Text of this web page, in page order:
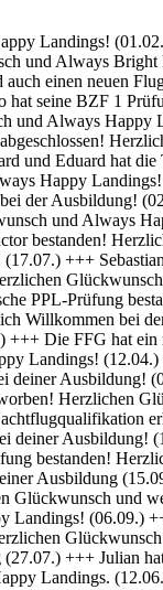
+++ André hat seinen ersten Alleinflug absolviert! Herzlichen Glückwunsch und weiterhin viel Erfolg bei Deiner Ausbildung (15.09.) +++ Daniel hat seine PPL-Prüfung bestanden! Herzlichen Glückwunsch und weiterhin Happy Landings! (11.09.) +++ Clemens ist seine ersten Solo Platzrunden geflogen. Herzlichen Glückwunsch und weiterhin viel Erfolg bei Deiner Ausbildung (09.09.) +++ Stefan hat seine Instrumentenflugberechtigung erworben! Herzlichen Glückwunsch und Always Happy Landings! (06.09.) +++ Wir gratulieren Marc zum ersten Soloflug! Herzlichen Glückwunsch und weiterhin viel Erfolg bei Deiner Ausbildung (24.08.) +++ Vincent hat seine theoretische Prüfung bestanden! Herzlichen Glückwunsch und weiterhin viel Erfolg bei Deiner Ausbildung (10.08.) +++ Stefan hat seine Theorieprüfung bestanden! Herzlichen Glückwunsch und weiterhin viel Erfolg bei Deiner Ausbildung (27.07.)